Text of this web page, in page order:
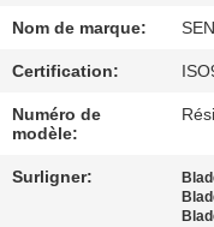
LES
AFFAIRES
DEMANDEZ
UN DEVIS
Nom de marque:
Certification:
Numéro de
modèle:
Surligner: